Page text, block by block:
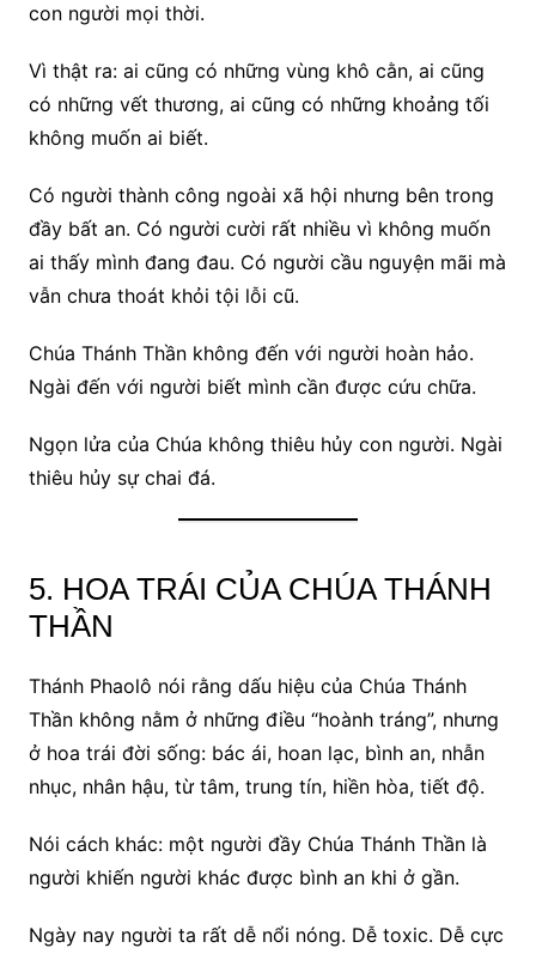
con người mọi thời.
Vì thật ra: ai cũng có những vùng khô cằn, ai cũng
có những vết thương, ai cũng có những khoảng tối
không muốn ai biết.
Có người thành công ngoài xã hội nhưng bên trong
đầy bất an. Có người cười rất nhiều vì không muốn
ai thấy mình đang đau. Có người cầu nguyện mãi mà
vẫn chưa thoát khỏi tội lỗi cũ.
Chúa Thánh Thần không đến với người hoàn hảo.
Ngài đến với người biết mình cần được cứu chữa.
Ngọn lửa của Chúa không thiêu hủy con người. Ngài
thiêu hủy sự chai đá.
5. HOA TRÁI CỦA CHÚA THÁNH
THẦN
Thánh Phaolô nói rằng dấu hiệu của Chúa Thánh
Thần không nằm ở những điều “hoành tráng”, nhưng
ở hoa trái đời sống: bác ái, hoan lạc, bình an, nhẫn
nhục, nhân hậu, từ tâm, trung tín, hiền hòa, tiết độ.
Nói cách khác: một người đầy Chúa Thánh Thần là
người khiến người khác được bình an khi ở gần.
Ngày nay người ta rất dễ nổi nóng. Dễ toxic. Dễ cực